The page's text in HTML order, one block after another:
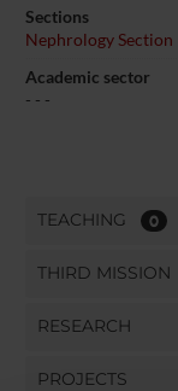
Sections
Nephrology Section
Academic sector
- - -
TEACHING 0
THIRD MISSION
RESEARCH
PROJECTS